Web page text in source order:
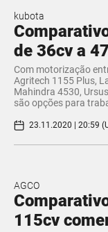
kubota
de 36cv a
Com motorização
Agritech 1155 Plus,
Mahindra 4530,
são opções para
23.11.2020 | 20:59
AGCO
115cv